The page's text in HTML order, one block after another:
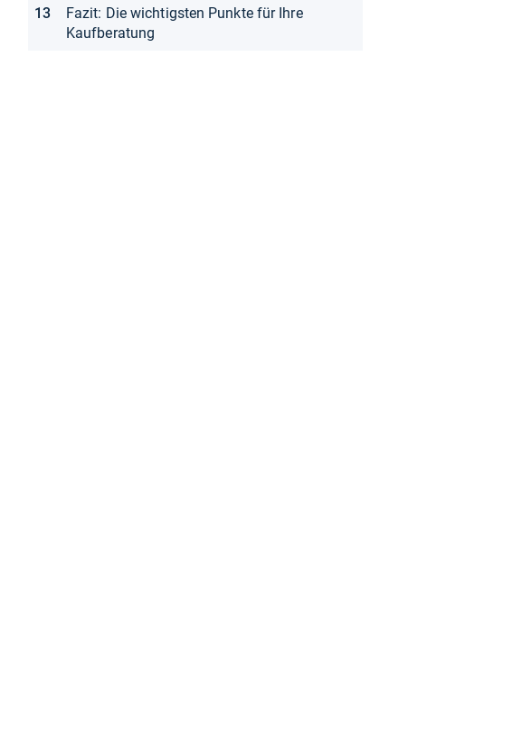
Fazit: Die wichtigsten Punkte für Ihre
Kaufberatung